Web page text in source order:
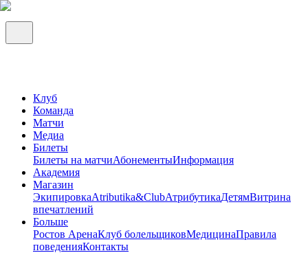
Клуб
Команда
Матчи
Медиа
Билеты
Билеты на матчиАбонементыИнформация
Академия
Магазин
ЭкипировкаAtributika&ClubАтрибутикаДетямВитрина
впечатлений
Больше
Ростов АренаКлуб болельщиковМедицинаПравила
поведенияКонтакты